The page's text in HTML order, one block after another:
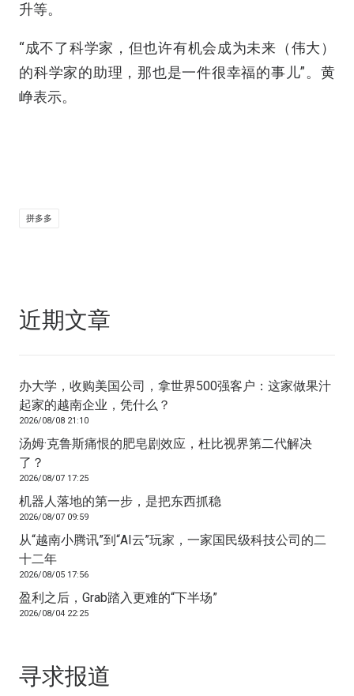
升等。
“成不了科学家，但也许有机会成为未来（伟大）
的科学家的助理，那也是一件很幸福的事儿”。黄
峥表示。
拼多多
近期文章
办大学，收购美国公司，拿世界500强客户：这家做果汁
起家的越南企业，凭什么？
2026/08/08 21:10
汤姆·克鲁斯痛恨的肥皂剧效应，杜比视界第二代解决
了？
2026/08/07 17:25
机器人落地的第一步，是把东西抓稳
2026/08/07 09:59
从“越南小腾讯”到“AI云”玩家，一家国民级科技公司的二
十二年
2026/08/05 17:56
盈利之后，Grab踏入更难的“下半场”
2026/08/04 22:25
寻求报道